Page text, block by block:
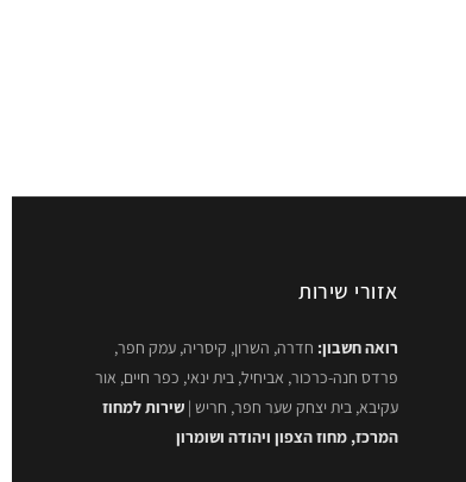
אזורי שירות
רואה חשבון: חדרה, השרון, קיסריה, עמק חפר,
פרדס חנה-כרכור, אביחיל, בית ינאי, כפר חיים, אור
עקיבא, בית יצחק שער חפר, חריש |שירות למחוז
המרכז, מחוז הצפון ויהודה ושומרון